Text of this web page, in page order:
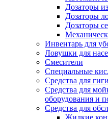
Дозаторы
Дозаторы
Дозаторы
Инвентарь для
Ловушки для
Смесители
Специальные
Средства для
Средства для
оборудования и
Средства для
Жидкие